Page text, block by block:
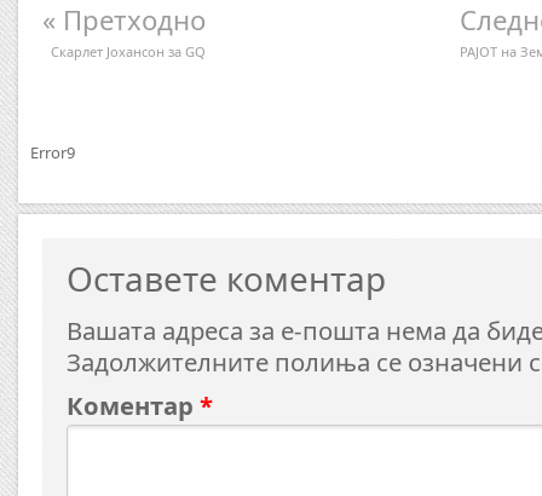
« Претходно
Скарлет Јохансон за GQ РАЈОТ на
Error9
Оставете коментар
Вашата адреса за е-пошта нема да
Задолжителните полиња се означени
Коментар *